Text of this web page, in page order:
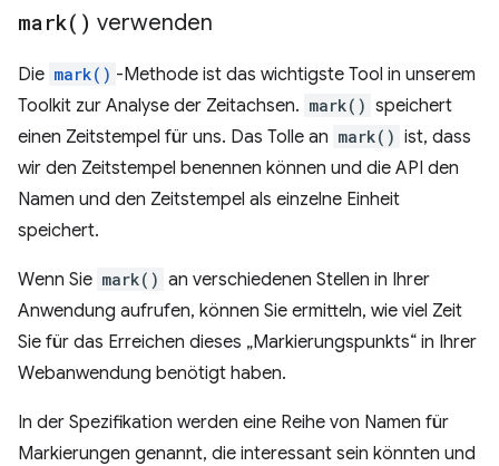
mark( ) verwenden
Die mark() -Methode ist das wichtigste Tool in unserem
Toolkit zur Analyse der Zeitachsen. mark() speichert
einen Zeitstempel für uns. Das Tolle an mark() ist, dass
wir den Zeitstempel benennen können und die API den
Namen und den Zeitstempel als einzelne Einheit
speichert.
Wenn Sie mark() an verschiedenen Stellen in Ihrer
Anwendung aufrufen, können Sie ermitteln, wie viel Zeit
Sie für das Erreichen dieses „Markierungspunkts“ in Ihrer
Webanwendung benötigt haben.
In der Spezifikation werden eine Reihe von Namen für
Markierungen genannt, die interessant sein könnten und